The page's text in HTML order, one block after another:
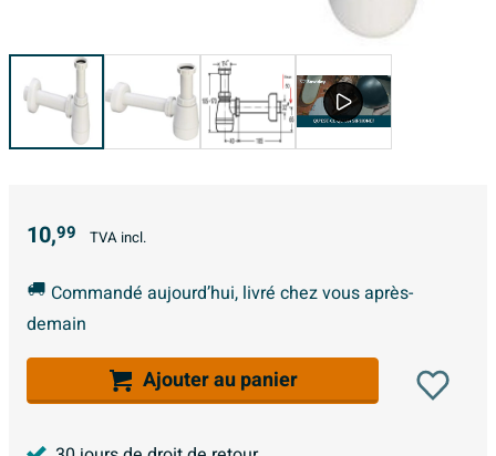
10,99 TVA incl.
Commandé aujourd’hui, livré chez vous après-
demain
Ajouter au panier